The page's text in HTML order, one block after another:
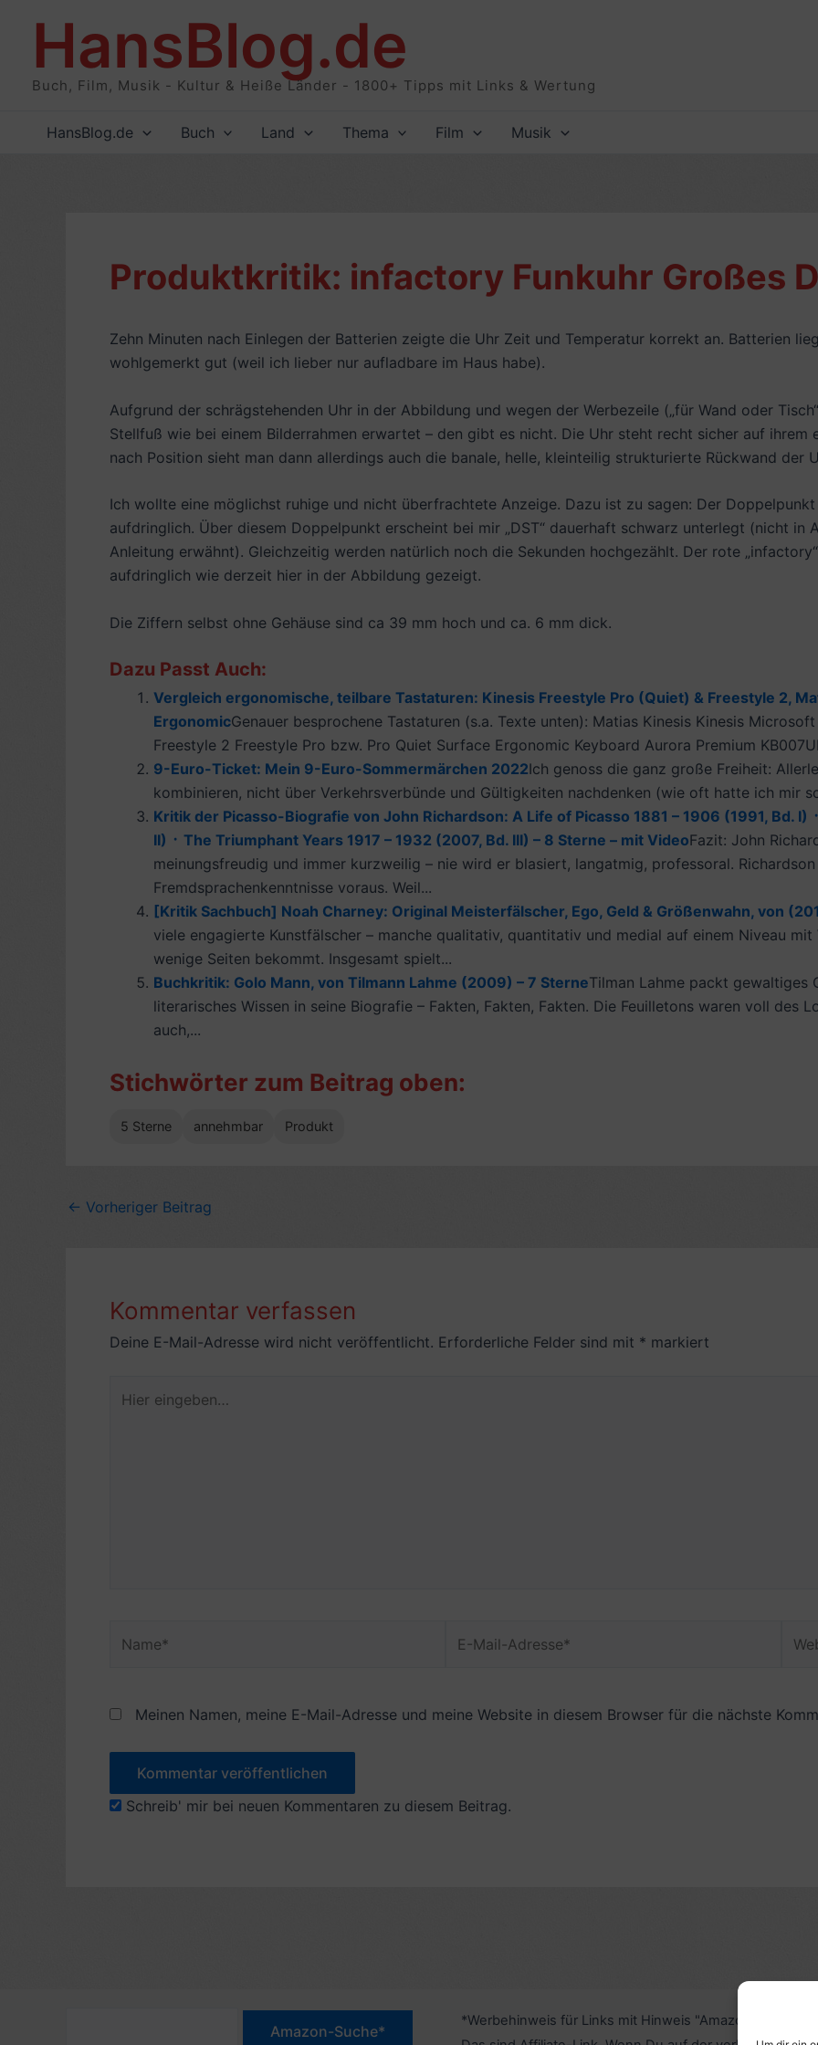
HansBlog.de
Buch, Film, Musik - Kultur & Heiße Länder - 1800+ Tipps mit Links & Wertung
HansBlog.de Buch Land Thema Film Musik
Produktkritik: infactory Funkuhr Großes
Zehn Minuten nach Einlegen der Batterien zeigte die Uhr Zeit und Temperatur korrekt an. Batterien
wohlgemerkt gut (weil ich lieber nur aufladbare im Haus habe).
Aufgrund der schrägstehenden Uhr in der Abbildung und wegen der Werbezeile („für Wand oder
Stellfuß wie bei einem Bilderrahmen erwartet – den gibt es nicht. Die Uhr steht recht sicher auf ihrem
nach Position sieht man dann allerdings auch die banale, helle, kleinteilig strukturierte Rückwand der
Ich wollte eine möglichst ruhige und nicht überfrachtete Anzeige. Dazu ist zu sagen: Der
aufdringlich. Über diesem Doppelpunkt erscheint bei mir „DST“ dauerhaft schwarz unterlegt (nicht in
Anleitung erwähnt). Gleichzeitig werden natürlich noch die Sekunden hochgezählt. Der rote
aufdringlich wie derzeit hier in der Abbildung gezeigt.
Die Ziffern selbst ohne Gehäuse sind ca 39 mm hoch und ca. 6 mm dick.
Dazu Passt Auch:
Vergleich ergonomische, teilbare Tastaturen: Kinesis Freestyle Pro (Quiet) & Freestyle 2,
ErgonomicGenauer besprochene Tastaturen (s.a. Texte unten): Matias Kinesis Kinesis
Freestyle 2 Freestyle Pro bzw. Pro Quiet Surface Ergonomic Keyboard Aurora Premium
9-Euro-Ticket: Mein 9-Euro-Sommermärchen 2022Ich genoss die ganz große Freiheit:
kombinieren, nicht über Verkehrsverbünde und Gültigkeiten nachdenken (wie oft hatte ich mir
Kritik der Picasso-Biografie von John Richardson: A Life of Picasso 1881 – 1906 (1991, Bd. I)
II) ᛫ The Triumphant Years 1917 – 1932 (2007, Bd. III) – 8 Sterne – mit VideoFazit: John
meinungsfreudig und immer kurzweilig – nie wird er blasiert, langatmig, professoral.
Fremdsprachenkenntnisse voraus. Weil...
[Kritik Sachbuch] Noah Charney: Original Meisterfälscher, Ego, Geld & Größenwahn, von
viele engagierte Kunstfälscher – manche qualitativ, quantitativ und medial auf einem Niveau
wenige Seiten bekommt. Insgesamt spielt...
Buchkritik: Golo Mann, von Tilmann Lahme (2009) – 7 SterneTilman Lahme packt gewaltiges
literarisches Wissen in seine Biografie – Fakten, Fakten, Fakten. Die Feuilletons waren voll des
auch,...
Stichwörter zum Beitrag oben:
5 Sterne annehmbar Produkt
← Vorheriger Beitrag
Kommentar verfassen
Deine E-Mail-Adresse wird nicht veröffentlicht. Erforderliche Felder sind mit * markiert
eingeben…
Mail-
Meinen Namen, meine E-Mail-Adresse und meine Website in diesem Browser für die nächste
Schreib' mir bei neuen Kommentaren zu diesem Beitrag.
*Werbehinweis für Links mit Hinweis "Amazon-